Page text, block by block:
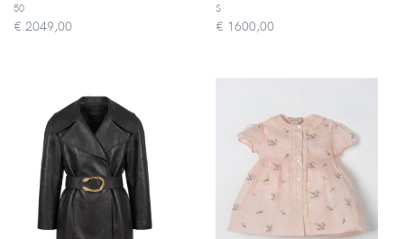
50
€ 2049,00
S
€ 1600,00